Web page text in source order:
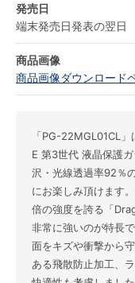
発売日
端末発売日発表の翌日
商品画像
商品画像ダウンロード
「PG-22MGL01CL
E 第3世代 液晶保護
沢・光線透過率92％
にお楽しみ頂けます
倍の強度を誇る「
非常に強いのが特長
面をキズや衝撃から
ある飛散防止加工、